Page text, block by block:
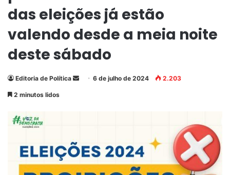
das eleições já estão
valendo desde a meia noite
deste sábado
Editoria de Política
m
e
6 de julho de 2024 2.203
2 minutos lidos